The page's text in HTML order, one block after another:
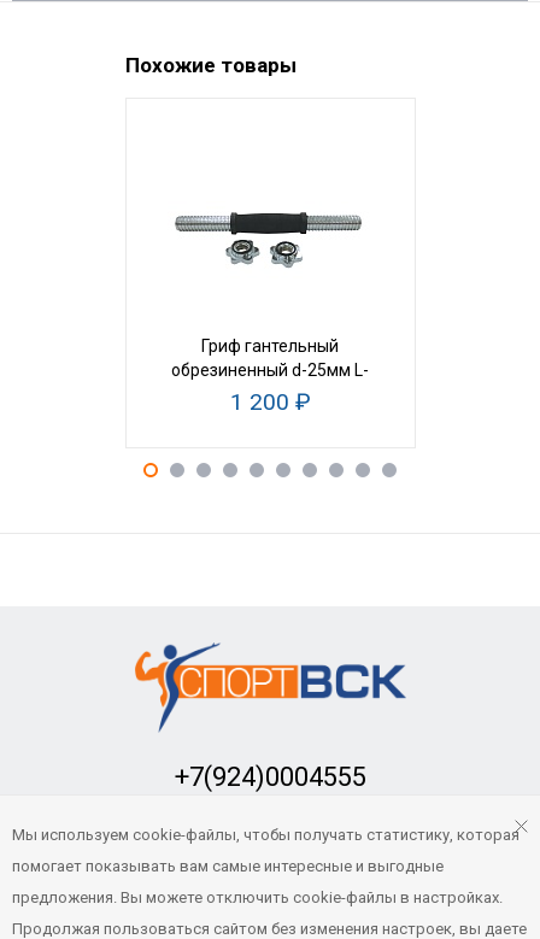
Похожие товары
Гриф гантельный
обрезиненный d-25мм L-
41см
1 200 ₽
+7(924)0004555
sport-vsk@mail.ru
Мы используем cookie-файлы, чтобы получать статистику, которая
помогает показывать вам самые интересные и выгодные
предложения. Вы можете отключить cookie-файлы в настройках.
Продолжая пользоваться сайтом без изменения настроек, вы даете